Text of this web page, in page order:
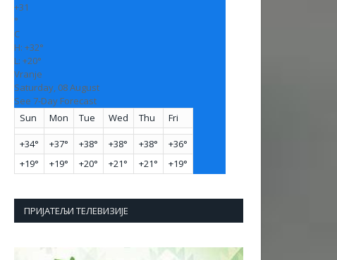
+31
°
C
H: +32°
L: +20°
Vranje
Saturday, 08 August
See 7-Day Forecast
Sun
Mon Tue Wed Thu Fri
+34° +37° +38° +38° +38° +36°
+19° +19° +20° +21° +21° +19°
ПРИЈАТЕЉИ ТЕЛЕВИЗИЈЕ